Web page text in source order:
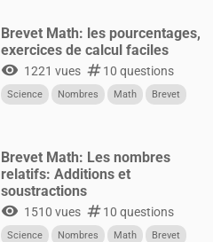
Brevet Math: les pourcentages,
exercices de calcul faciles
visibility 1221 vues numbers10 questions
Science Nombres Math Brevet
Brevet Math: Les nombres
relatifs: Additions et
soustractions
visibility 1510 vues numbers10 questions
Science Nombres Math Brevet